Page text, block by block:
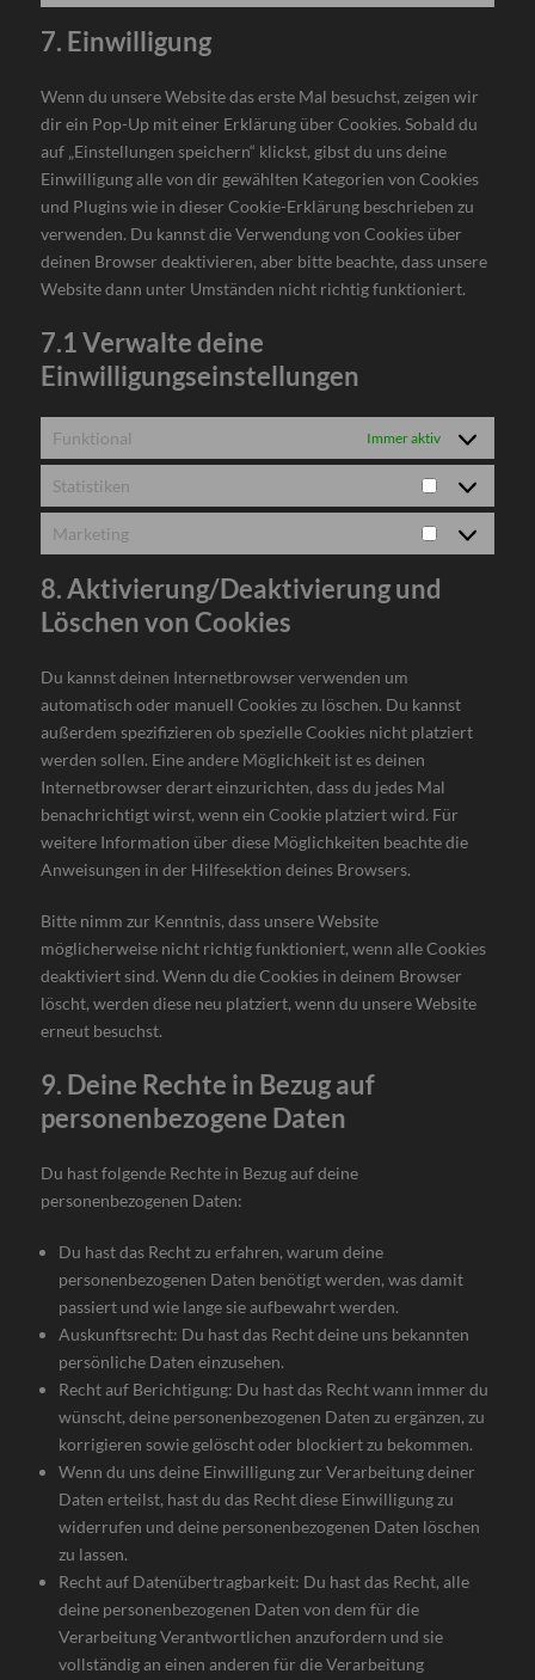
service
7. Einwilligung
Wenn du unsere Website das erste Mal besuchst, zeigen wir
dir ein Pop-Up mit einer Erklärung über Cookies. Sobald du
auf „Einstellungen speichern“ klickst, gibst du uns deine
Einwilligung alle von dir gewählten Kategorien von Cookies
und Plugins wie in dieser Cookie-Erklärung beschrieben zu
verwenden. Du kannst die Verwendung von Cookies über
deinen Browser deaktivieren, aber bitte beachte, dass unsere
Website dann unter Umständen nicht richtig funktioniert.
7.1 Verwalte deine
Einwilligungseinstellungen
Funktional Immer aktiv
Statistiken
Statistiken
Marketing
Marketing
8. Aktivierung/Deaktivierung und
Löschen von Cookies
Du kannst deinen Internetbrowser verwenden um
automatisch oder manuell Cookies zu löschen. Du kannst
außerdem spezifizieren ob spezielle Cookies nicht platziert
werden sollen. Eine andere Möglichkeit ist es deinen
Internetbrowser derart einzurichten, dass du jedes Mal
benachrichtigt wirst, wenn ein Cookie platziert wird. Für
weitere Information über diese Möglichkeiten beachte die
Anweisungen in der Hilfesektion deines Browsers.
Bitte nimm zur Kenntnis, dass unsere Website
möglicherweise nicht richtig funktioniert, wenn alle Cookies
deaktiviert sind. Wenn du die Cookies in deinem Browser
löscht, werden diese neu platziert, wenn du unsere Website
erneut besuchst.
9. Deine Rechte in Bezug auf
personenbezogene Daten
Du hast folgende Rechte in Bezug auf deine
personenbezogenen Daten:
Du hast das Recht zu erfahren, warum deine
personenbezogenen Daten benötigt werden, was damit
passiert und wie lange sie aufbewahrt werden.
Auskunftsrecht: Du hast das Recht deine uns bekannten
persönliche Daten einzusehen.
Recht auf Berichtigung: Du hast das Recht wann immer du
wünscht, deine personenbezogenen Daten zu ergänzen, zu
korrigieren sowie gelöscht oder blockiert zu bekommen.
Wenn du uns deine Einwilligung zur Verarbeitung deiner
Daten erteilst, hast du das Recht diese Einwilligung zu
widerrufen und deine personenbezogenen Daten löschen
zu lassen.
Recht auf Datenübertragbarkeit: Du hast das Recht, alle
deine personenbezogenen Daten von dem für die
Verarbeitung Verantwortlichen anzufordern und sie
vollständig an einen anderen für die Verarbeitung